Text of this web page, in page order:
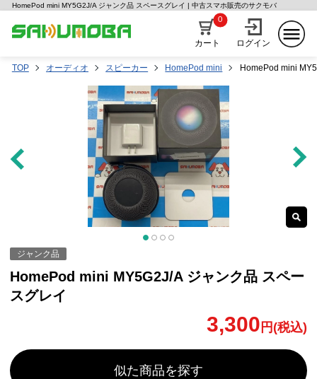
HomePod mini MY5G2J/A ジャンク品 スペースグレイ | 中古スマホ販売のサクモバ
カート
0
ログイン
TOP オーディオ スピーカー HomePod mini HomePod mini
ジャンク品
HomePod mini MY5G2J/A ジャンク品 スペー
スグレイ
3,300 円(税込)
似た商品を探す